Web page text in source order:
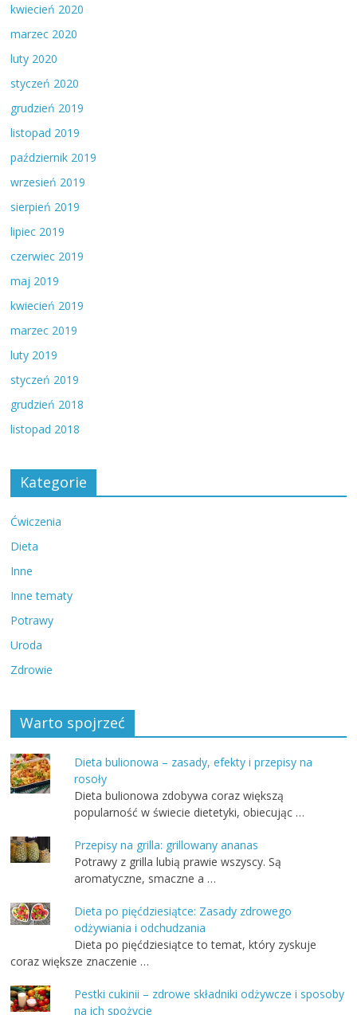
kwiecień 2020
marzec 2020
luty 2020
styczeń 2020
grudzień 2019
listopad 2019
październik 2019
wrzesień 2019
sierpień 2019
lipiec 2019
czerwiec 2019
maj 2019
kwiecień 2019
marzec 2019
luty 2019
styczeń 2019
grudzień 2018
listopad 2018
Kategorie
Ćwiczenia
Dieta
Inne
Inne tematy
Potrawy
Uroda
Zdrowie
Warto spojrzeć
Dieta bulionowa – zasady, efekty i przepisy na
rosoły
Dieta bulionowa zdobywa coraz większą
popularność w świecie dietetyki, obiecując …
Przepisy na grilla: grillowany ananas
Potrawy z grilla lubią prawie wszyscy. Są
aromatyczne, smaczne a …
Dieta po pięćdziesiątce: Zasady zdrowego
odżywiania i odchudzania
Dieta po pięćdziesiątce to temat, który zyskuje
coraz większe znaczenie …
Pestki cukinii – zdrowe składniki odżywcze i sposoby
na ich spożycie